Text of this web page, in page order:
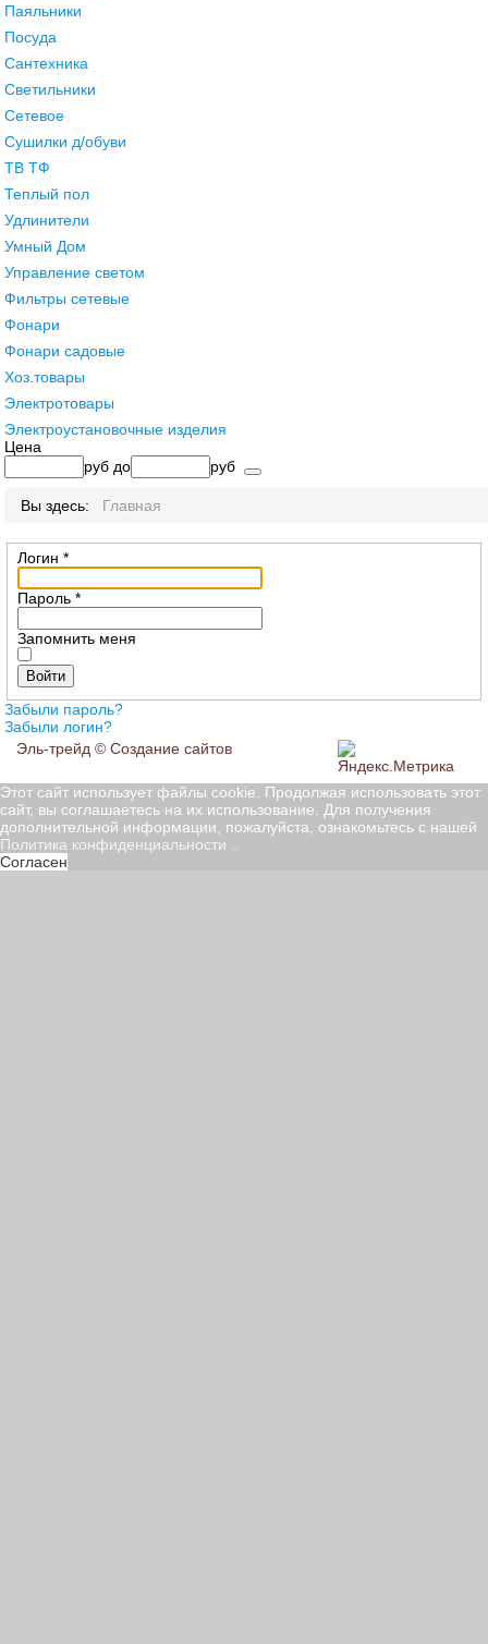
Паяльники
Посуда
Сантехника
Светильники
Сетевое
Сушилки д/обуви
ТВ ТФ
Теплый пол
Удлинители
Умный Дом
Управление светом
Фильтры сетевые
Фонари
Фонари садовые
Хоз.товары
Электротовары
Электроустановочные изделия
Цена
руб до руб
Вы здесь: Главная
Логин *
Пароль *
Запомнить меня
Войти
Забыли пароль?
Забыли логин?
Эль-трейд © Создание сайтов
Этот сайт использует файлы cookie. Продолжая использовать этот
сайт, вы соглашаетесь на их использование. Для получения
дополнительной информации, пожалуйста, ознакомьтесь с нашей
Политика конфиденциальности
Согласен